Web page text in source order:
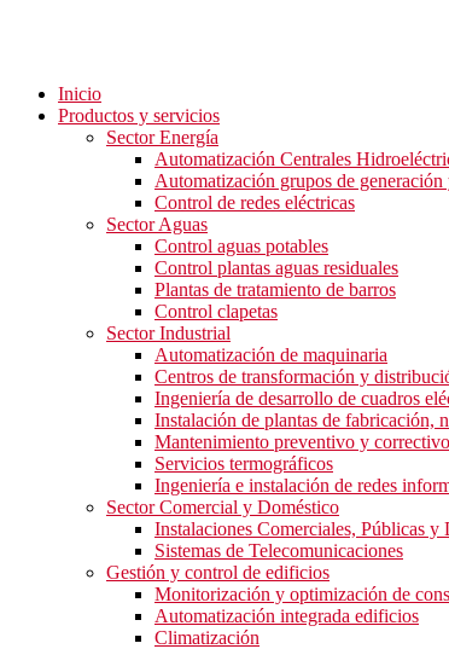
Inicio
Productos y servicios
Sector Energía
Automatización Centrales
Automatización grupos de generación
Control de redes eléctricas
Sector Aguas
Control aguas potables
Control plantas aguas residuales
Plantas de tratamiento de barros
Control clapetas
Sector Industrial
Automatización de maquinaria
Centros de transformación y
Ingeniería de desarrollo de cuadros
Instalación de plantas de fabricación,
Mantenimiento preventivo y correctivo
Servicios termográficos
Ingeniería e instalación de redes
Sector Comercial y Doméstico
Instalaciones Comerciales, Públicas y
Sistemas de Telecomunicaciones
Gestión y control de edificios
Monitorización y optimización de
Automatización integrada edificios
Climatización